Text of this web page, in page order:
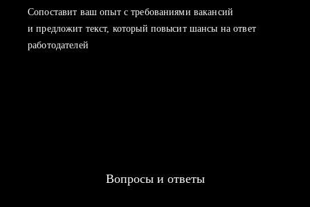
Сопоставит ваш опыт с требованиями вакансий
и предложит текст, который повысит шансы на ответ
работодателей
Вопросы и ответы